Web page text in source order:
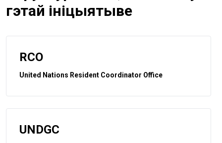
гэтай ініцыятыве
RCO
United Nations Resident Coordinator Office
UNDGC